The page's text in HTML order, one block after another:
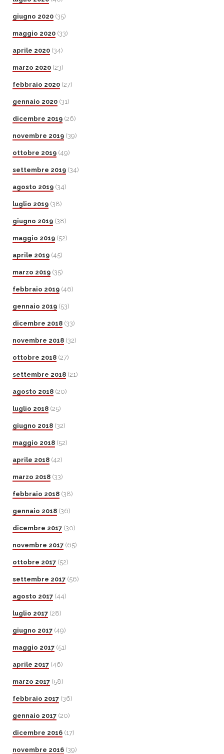
giugno 2020 (35)
maggio 2020 (33)
aprile 2020 (34)
marzo 2020 (23)
febbraio 2020 (27)
gennaio 2020 (31)
dicembre 2019 (26)
novembre 2019 (39)
ottobre 2019 (49)
settembre 2019 (34)
agosto 2019 (34)
luglio 2019 (38)
giugno 2019 (38)
maggio 2019 (52)
aprile 2019 (45)
marzo 2019 (35)
febbraio 2019 (46)
gennaio 2019 (53)
dicembre 2018 (33)
novembre 2018 (32)
ottobre 2018 (27)
settembre 2018 (21)
agosto 2018 (20)
luglio 2018 (25)
giugno 2018 (32)
maggio 2018 (52)
aprile 2018 (42)
marzo 2018 (33)
febbraio 2018 (38)
gennaio 2018 (36)
dicembre 2017 (30)
novembre 2017 (65)
ottobre 2017 (52)
settembre 2017 (56)
agosto 2017 (44)
luglio 2017 (28)
giugno 2017 (49)
maggio 2017 (51)
aprile 2017 (46)
marzo 2017 (58)
febbraio 2017 (36)
gennaio 2017 (20)
dicembre 2016 (17)
novembre 2016 (39)